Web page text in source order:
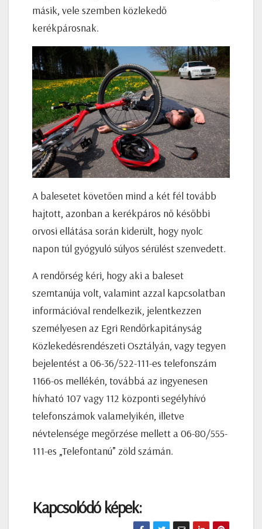
másik, vele szemben közlekedő
kerékpárosnak.
A balesetet követően mind a két fél tovább
hajtott, azonban a kerékpáros nő későbbi
orvosi ellátása során kiderült, hogy nyolc
napon túl gyógyuló súlyos sérülést szenvedett.
A rendőrség kéri, hogy aki a baleset
szemtanúja volt, valamint azzal kapcsolatban
információval rendelkezik, jelentkezzen
személyesen az Egri Rendőrkapitányság
Közlekedésrendészeti Osztályán, vagy tegyen
bejelentést a 06-36/522-111-es telefonszám
1166-os mellékén, továbbá az ingyenesen
hívható 107 vagy 112 központi segélyhívó
telefonszámok valamelyikén, illetve
névtelensége megőrzése mellett a 06-80/555-
111-es „Telefontanú” zöld számán.
Kapcsolódó képek: